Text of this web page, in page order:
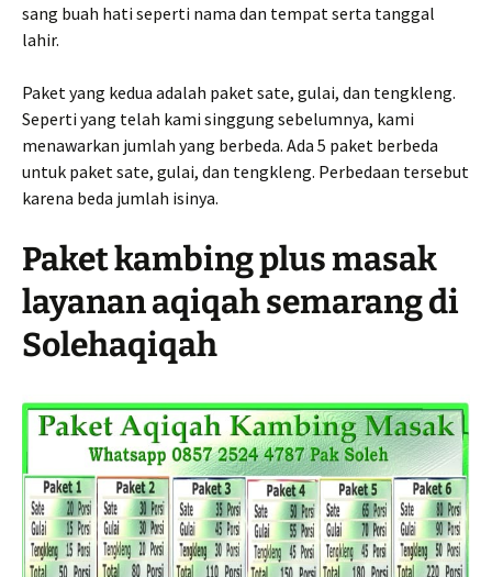
sang buah hati seperti nama dan tempat serta tanggal
lahir.
Paket yang kedua adalah paket sate, gulai, dan tengkleng.
Seperti yang telah kami singgung sebelumnya, kami
menawarkan jumlah yang berbeda. Ada 5 paket berbeda
untuk paket sate, gulai, dan tengkleng. Perbedaan tersebut
karena beda jumlah isinya.
Paket kambing plus masak
layanan aqiqah semarang di
Solehaqiqah